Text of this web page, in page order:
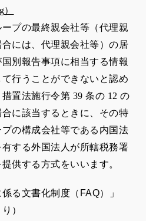
）
プの最終親会社等（代理親
には、代理親会社等）の居
別報告事項に相当する情報
行うことができないと認め
置法施行令第 39 条の 12 の
に該当するときに、その特
の構成会社等である内国法
する外国法人が所轄税務署
供する方式をいいます。
係る文書化制度（ FAQ）」
）